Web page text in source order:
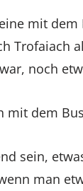
mit
Trofaiach
noch
mit dem
sein,
man